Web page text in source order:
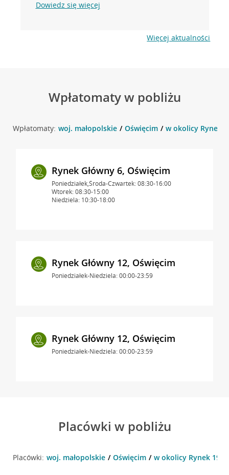
Dowiedz się więcej
Więcej aktualności
Wpłatomaty w pobliżu
Wpłatomaty: woj. małopolskie Oświęcim w okolicy Rynek
Rynek Główny 6, Oświęcim
Poniedziałek,Środa-Czwartek: 08:30-16:00
Wtorek: 08:30-15:00
Niedziela: 10:30-18:00
Rynek Główny 12, Oświęcim
Poniedziałek-Niedziela: 00:00-23:59
Rynek Główny 12, Oświęcim
Poniedziałek-Niedziela: 00:00-23:59
Placówki w pobliżu
Placówki: woj. małopolskie Oświęcim w okolicy Rynek 19 ,